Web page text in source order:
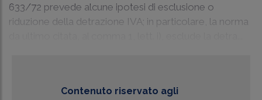
633/72 prevede alcune ipotesi di esclusione o
riduzione della detrazione IVA; in particolare, la norma
Contenuto riservato agli